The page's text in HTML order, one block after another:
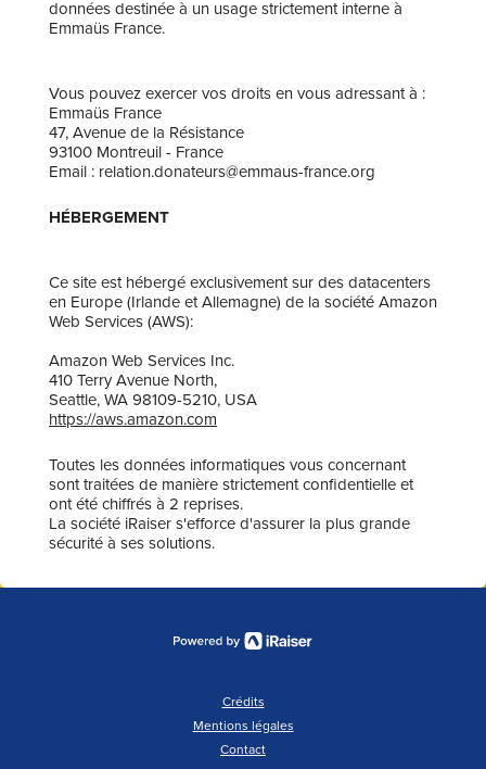
données destinée à un usage strictement interne à
Emmaüs France.
Vous pouvez exercer vos droits en vous adressant à :
Emmaüs France
47, Avenue de la Résistance
93100 Montreuil - France
Email : relation.donateurs@emmaus-france.org
HÉBERGEMENT
Ce site est hébergé exclusivement sur des datacenters
en Europe (Irlande et Allemagne) de la société Amazon
Web Services (AWS):
Amazon Web Services Inc.
410 Terry Avenue North,
Seattle, WA 98109-5210, USA
https://aws.amazon.com
Toutes les données informatiques vous concernant
sont traitées de manière strictement confidentielle et
ont été chiffrés à 2 reprises.
La société iRaiser s'efforce d'assurer la plus grande
sécurité à ses solutions.
Crédits
Mentions légales
Contact